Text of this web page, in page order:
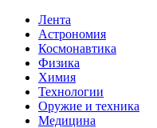
Лента
Астрономия
Космонавтика
Физика
Химия
Технологии
Оружие и техника
Медицина